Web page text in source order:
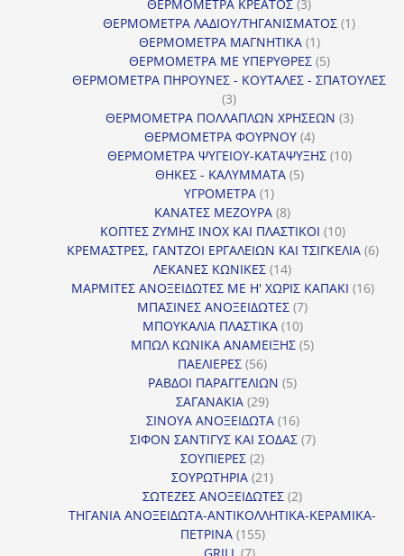
ΘΕΡΜΟΜΕΤΡΑ ΚΡΕΑΤΟΣ 3
προϊόντα
ΘΕΡΜΟΜΕΤΡΑ ΛΑΔΙΟΥ/ΤΗΓΑΝΙΣΜΑΤΟΣ 11
ΘΕΡΜΟΜΕΤΡΑ ΜΑΓΝΗΤΙΚΑ 11
προϊόν
ΘΕΡΜΟΜΕΤΡΑ ΜΕ ΥΠΕΡΥΘΡΕΣ 55
προϊόντα
ΘΕΡΜΟΜΕΤΡΑ ΠΗΡΟΥΝΕΣ - ΚΟΥΤΑΛΕΣ - ΣΠΑΤΟΥΛΕΣ
33
προϊόντα
ΘΕΡΜΟΜΕΤΡΑ ΠΟΛΛΑΠΛΩΝ ΧΡΗΣΕΩΝ 33
ΘΕΡΜΟΜΕΤΡΑ ΦΟΥΡΝΟΥ 44
προϊόντα
ΘΕΡΜΟΜΕΤΡΑ ΨΥΓΕΙΟΥ-ΚΑΤΑΨΥΞΗΣ 1010
ΘΗΚΕΣ - ΚΑΛΥΜΜΑΤΑ 55
ΥΓΡΟΜΕΤΡΑ 11
προϊόν
ΚΑΝΑΤΕΣ ΜΕΖΟΥΡΑ 88
προϊόντα
ΚΟΠΤΕΣ ΖΥΜΗΣ INOX ΚΑΙ ΠΛΑΣΤΙΚΟΙ 1010
προϊόντα
ΚΡΕΜΑΣΤΡΕΣ, ΓΑΝΤΖΟΙ ΕΡΓΑΛΕΙΩΝ ΚΑΙ ΤΣΙΓΚΕΛΙΑ 66
ΛΕΚΑΝΕΣ ΚΩΝΙΚΕΣ 1414
προϊόντα
ΜΑΡΜΙΤΕΣ ΑΝΟΞΕΙΔΩΤΕΣ ΜΕ Η' ΧΩΡΙΣ ΚΑΠΑΚΙ 1616
ΜΠΑΣΙΝΕΣ ΑΝΟΞΕΙΔΩΤΕΣ 77
ΜΠΟΥΚΑΛΙΑ ΠΛΑΣΤΙΚΑ 1010
προϊόντα
ΜΠΩΛ ΚΩΝΙΚΑ ΑΝΑΜΕΙΞΗΣ 55
ΠΑΕΛΙΕΡΕΣ 5656
προϊόντα
ΡΑΒΔΟΙ ΠΑΡΑΓΓΕΛΙΩΝ 55
ΣΑΓΑΝΑΚΙΑ 2929
προϊόντα
ΣΙΝΟΥΑ ΑΝΟΞΕΙΔΩΤΑ 1616
προϊόντα
ΣΙΦΟΝ ΣΑΝΤΙΓΥΣ ΚΑΙ ΣΟΔΑΣ 77
ΣΟΥΠΙΕΡΕΣ 22
προϊόντα
ΣΟΥΡΩΤΗΡΙΑ 2121
προϊόντα
ΣΩΤΕΖΕΣ ΑΝΟΞΕΙΔΩΤΕΣ 22
προϊόντα
ΤΗΓΑΝΙΑ ΑΝΟΞΕΙΔΩΤΑ-ΑΝΤΙΚΟΛΛΗΤΙΚΑ-ΚΕΡΑΜΙΚΑ-
ΠΕΤΡΙΝΑ 155155
GRILL 77